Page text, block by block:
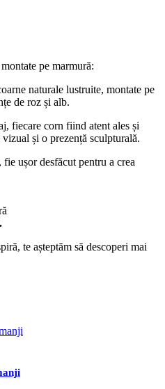
pe marmură:
naturale lustruite, montate pe
de roz și alb.
fiecare corn fiind atent ales și
și o prezență sculpturală.
ușor desfăcut pentru a crea
te așteptăm să descoperi mai